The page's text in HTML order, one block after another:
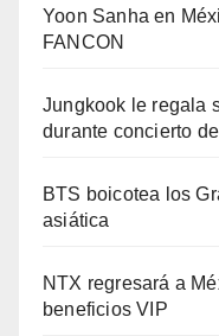
Yoon Sanha en
FANCON
Jungkook le regala
durante concierto
BTS boicotea los
asiática
NTX regresará a
beneficios VIP